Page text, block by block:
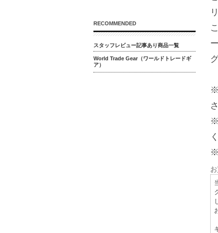
※
※
※
RECOMMENDED
スタッフレビュー記事あり商品一覧
World Trade Gear（ワールドトレードギ
ア）